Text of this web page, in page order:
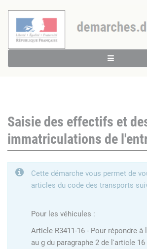
Saisie des effectifs et
immatriculations de
Cette démarche vous permet de
articles du code des transports
Pour les véhicules :
Article R3411-16 - Pour répondre
au g du paragraphe 2 de l'article